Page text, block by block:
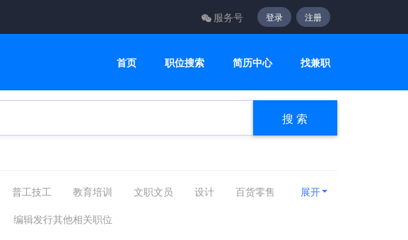
服务号 登录 注册
首页 职位搜索 简历中心 找兼职
搜 索
普工技工 教育培训 文职文员 设计
百货零售
咨询顾问 电子通讯
展开
编辑发行其他相关职位